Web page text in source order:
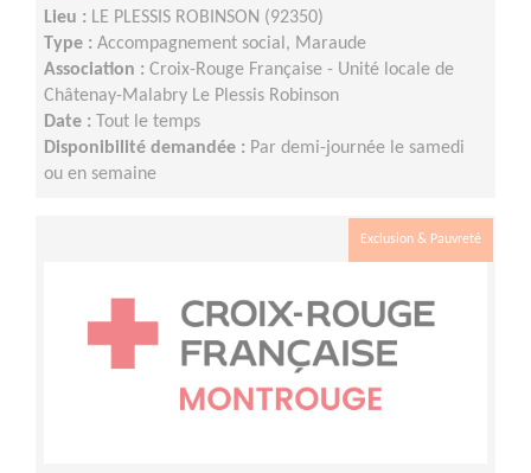
Lieu : LE PLESSIS ROBINSON (92350)
Type : Accompagnement social, Maraude
Association : Croix-Rouge Française - Unité locale de
Châtenay-Malabry Le Plessis Robinson
Date : Tout le temps
Disponibilité demandée : Par demi-journée le samedi
ou en semaine
Exclusion & Pauvreté